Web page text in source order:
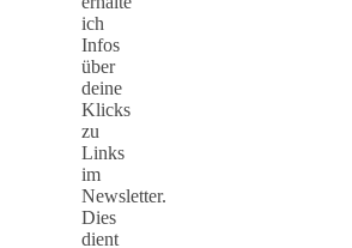
ich
Infos
über
deine
Klicks
zu
Links
im
Newsletter.
Dies
dient